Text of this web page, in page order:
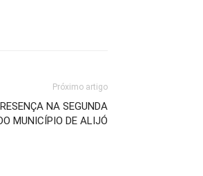
Próximo artigo
NA SEGUNDA
MUNICÍPIO DE ALIJÓ